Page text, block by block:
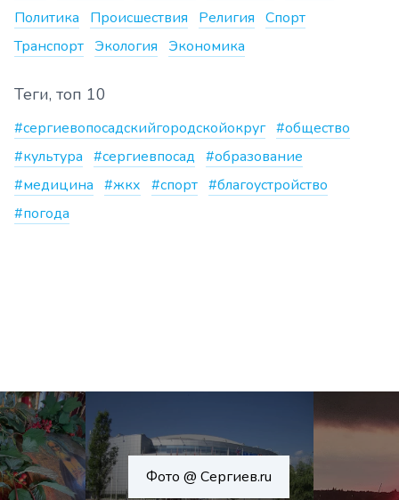
Политика
Происшествия Религия Спорт
Транспорт Экология Экономика
Теги, топ 10
#сергиевопосадскийгородскойокруг #общество
#культура #сергиевпосад #образование
#медицина #жкх #спорт #благоустройство
#погода
Фото @ Сергиев.ru